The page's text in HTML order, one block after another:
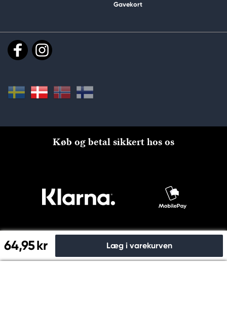
64,95 kr Læg i varekurven
Gavekort
Køb og betal sikkert hos os